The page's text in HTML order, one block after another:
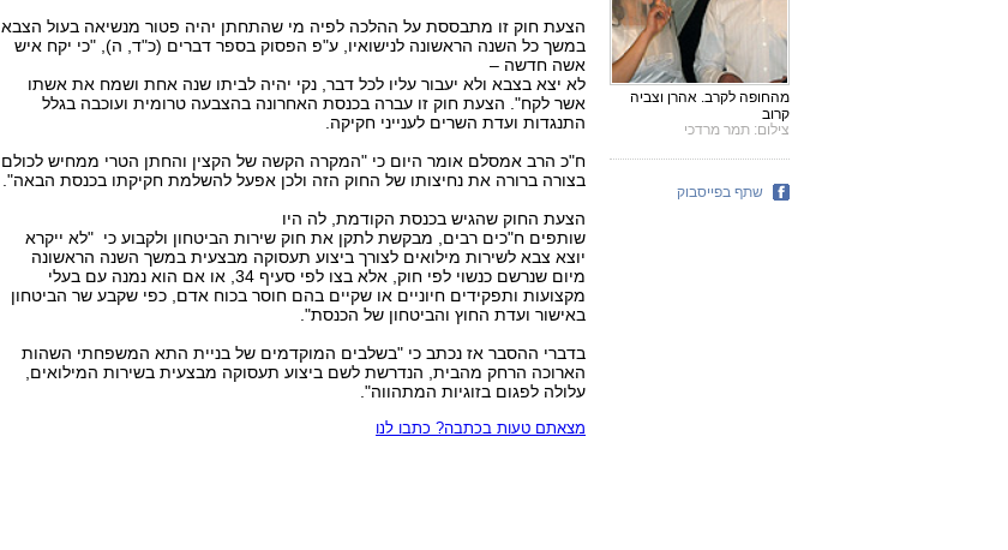
הצעת חוק זו מתבססת על ההלכה לפיה מי שהתחתן יהיה פטור מנשיאה בעול הצבא
במשך כל השנה הראשונה לנישואיו, ע"פ הפסוק בספר דברים (כ"ד, ה), "כי יקח איש
אשה חדשה –
לא יצא בצבא ולא יעבור עליו לכל דבר, נקי יהיה לביתו שנה אחת ושמח את אשתו
אשר לקח". הצעת חוק זו עברה בכנסת האחרונה בהצבעה טרומית ועוכבה בגלל
התנגדות ועדת השרים לענייני חקיקה.
ח"כ הרב אמסלם אומר היום כי "המקרה הקשה של הקצין והחתן הטרי ממחיש לכולם
בצורה ברורה את נחיצותו של החוק הזה ולכן אפעל להשלמת חקיקתו בכנסת הבאה".
הצעת החוק שהגיש בכנסת הקודמת, לה היו
שותפים ח"כים רבים, מבקשת לתקן את חוק שירות הביטחון ולקבוע כי "לא ייקרא
יוצא צבא לשירות מילואים לצורך ביצוע תעסוקה מבצעית במשך השנה הראשונה
מיום שנרשם כנשוי לפי חוק, אלא בצו לפי סעיף 34, או אם הוא נמנה עם בעלי
מקצועות ותפקידים חיוניים או שקיים בהם חוסר בכוח אדם, כפי שקבע שר הביטחון
באישור ועדת החוץ והביטחון של הכנסת".
בדברי ההסבר אז נכתב כי "בשלבים המוקדמים של בניית התא המשפחתי השהות
הארוכה הרחק מהבית, הנדרשת לשם ביצוע תעסוקה מבצעית בשירות המילואים,
עלולה לפגום בזוגיות המתהווה".
מצאתם טעות בכתבה? כתבו לנו
מהחופה לקרב. אהרן וצביה
קרוב
צילום: תמר מרדכי
שתף בפייסבוק